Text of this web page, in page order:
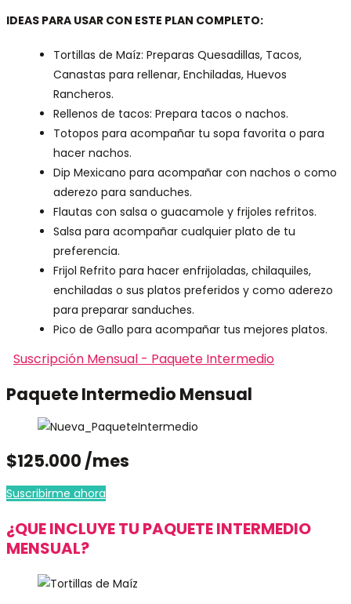
IDEAS PARA USAR CON ESTE PLAN COMPLETO:
Tortillas de Maíz: Preparas Quesadillas, Tacos,
Canastas para rellenar, Enchiladas, Huevos
Rancheros.
Rellenos de tacos: Prepara tacos o nachos.
Totopos para acompañar tu sopa favorita o para
hacer nachos.
Dip Mexicano para acompañar con nachos o como
aderezo para sanduches.
Flautas con salsa o guacamole y frijoles refritos.
Salsa para acompañar cualquier plato de tu
preferencia.
Frijol Refrito para hacer enfrijoladas, chilaquiles,
enchiladas o sus platos preferidos y como aderezo
para preparar sanduches.
Pico de Gallo para acompañar tus mejores platos.
Suscripción Mensual - Paquete Intermedio
Paquete Intermedio Mensual
$125.000 /mes
Suscribirme ahora
¿QUE INCLUYE TU PAQUETE INTERMEDIO
MENSUAL?